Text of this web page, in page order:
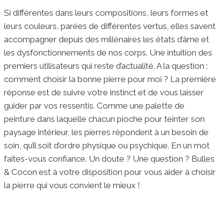
Si différentes dans leurs compositions, leurs formes et
leurs couleurs, parées de différentes vertus, elles savent
accompagner depuis des millénaires les états d’âme et
les dysfonctionnements de nos corps. Une intuition des
premiers utilisateurs qui reste d’actualité. A la question :
comment choisir la bonne pierre pour moi ? La première
réponse est de suivre votre instinct et de vous laisser
guider par vos ressentis. Comme une palette de
peinture dans laquelle chacun pioche pour teinter son
paysage intérieur, les pierres répondent à un besoin de
soin, qu’il soit d’ordre physique ou psychique. En un mot
faites-vous confiance. Un doute ? Une question ? Bulles
& Cocon est à votre disposition pour vous aider à choisir
la pierre qui vous convient le mieux !